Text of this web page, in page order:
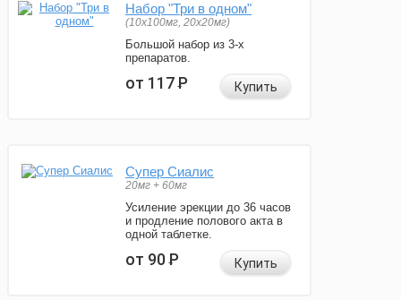
Набор "Три в одном"
(10x100мг, 20x20мг)
Большой набор из 3-х
препаратов.
от 117Р Купить
Супер Сиалис
20мг + 60мг
Усиление эрекции до 36 часов
и продление полового акта в
одной таблетке.
от 90Р Купить